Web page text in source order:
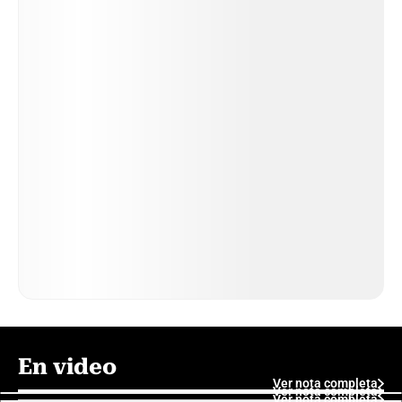
En video
Ver nota completa
Ver nota completa